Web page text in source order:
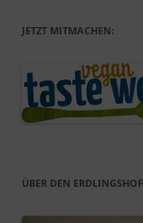
JETZT MITMACHEN:
ÜBER DEN ERDLINGSHOF